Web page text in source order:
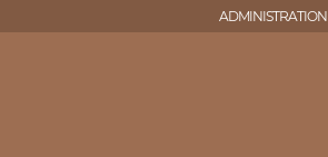
ADMINISTRATION